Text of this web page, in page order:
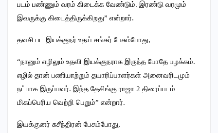
படம் பண்ணும் வரம் கிடைக்க வேண்டும். இரண்டு வரமும்
இவருக்கு கிடைத்திருக்கிறது” என்றார்.
தவசி பட இயக்குநர் உதய் சங்கர் பேசும்போது,
“நானும் எழிலும் உதவி இயக்குநராக இருந்த போதே பழக்கம்.
எழில் தான் பணியாற்றும் தயாரிப்பாளர்கள் அனைவரிடமும்
நட்பாக இருப்பவர். இந்த தேசிங்கு ராஜா 2 திரைப்படம்
மிகப்பெரிய வெற்றி பெறும்” என்றார்.
இயக்குனர் சுசீந்திரன் பேசும்போது,